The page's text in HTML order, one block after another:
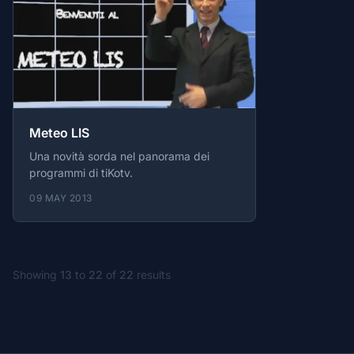
Meteo LIS
Una novità sorda nel panorama dei
programmi di tiKotv.
09 MAY 2013
Showing 13 to 22 of 22 results